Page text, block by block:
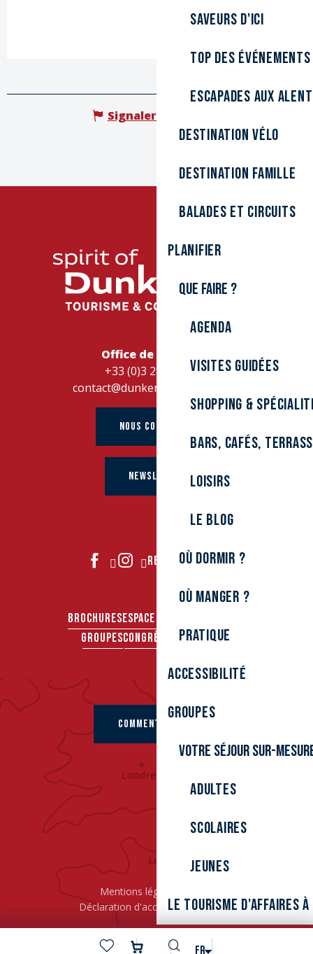
Recherche
FR
Saveurs d'ici
Top des événements
Escapades aux
Destination Vélo
Destination Famille
Balades et circuits
Planifier
Que faire ?
Agenda
Visites guidées
Shopping &
Bars, cafés,
Loisirs
Le Blog
Où dormir ?
Où manger ?
Pratique
Accessibilité
Groupes
Votre séjour sur-
Adultes
Scolaires
Jeunes
Le tourisme d'affaires à
Signaler une erreur
Office de Tourisme
+33 (0)3 28 26 27 28
contact@dunkerque-tourisme.fr
NOUS CONTACTER
NEWSLETTER
REJOIGNEZ-NOUS
BROCHURESESPACE PRO
GROUPESCONGRÈS & SÉMINAIRES
Mentions légales
Déclaration d'accessibilité
L’ÉPIC
COMMENT VENIR ?